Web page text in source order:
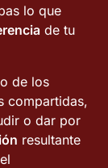
lo que
de tu
de los
compartidas,
o dar por
resultante